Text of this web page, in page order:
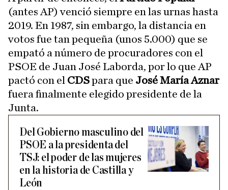
(antes AP) venció siempre en las urnas hasta
2019. En 1987, sin embargo, la distancia en
votos fue tan pequeña (unos 5.000) que se
empató a número de procuradores con el
PSOE de Juan José Laborda, por lo que AP
pactó con el CDSpara que José María Aznar
fuera finalmente elegido presidente de la
Junta.
Del Gobierno masculino del
PSOE a la presidenta del
TSJ: el poder de las mujeres
en la historia de Castilla y
León